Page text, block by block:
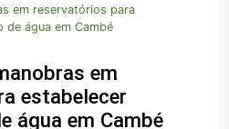
em reservatórios para
de água em Cambé
em
estabelecer
água em Cambé